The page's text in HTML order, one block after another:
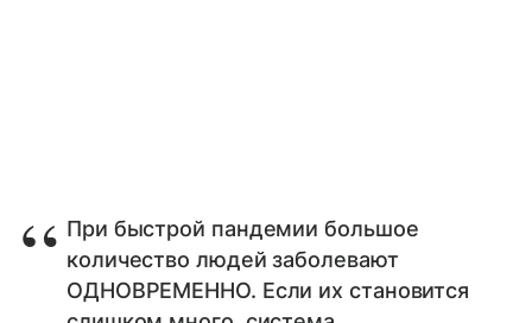
При быстрой пандемии большое
количество людей заболевают
ОДНОВРЕМЕННО. Если их становится